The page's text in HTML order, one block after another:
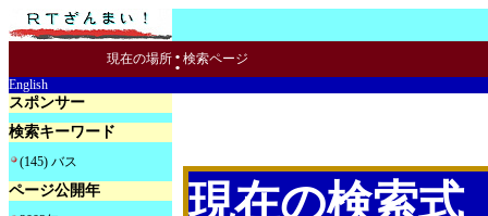
現在の場所 : 検索ページ
English
スポンサー
検索キーワード
(145) バス
ページ公開年 現在の検索式